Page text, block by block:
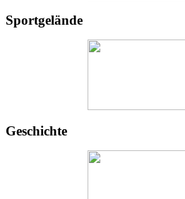
Sportgelände
Geschichte